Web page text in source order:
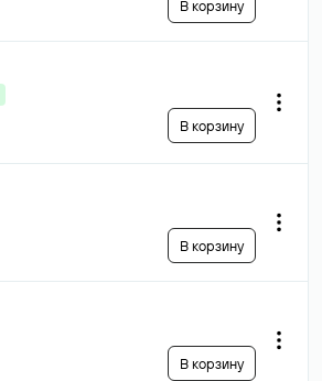
В корзину
В корзину
В корзину
В корзину